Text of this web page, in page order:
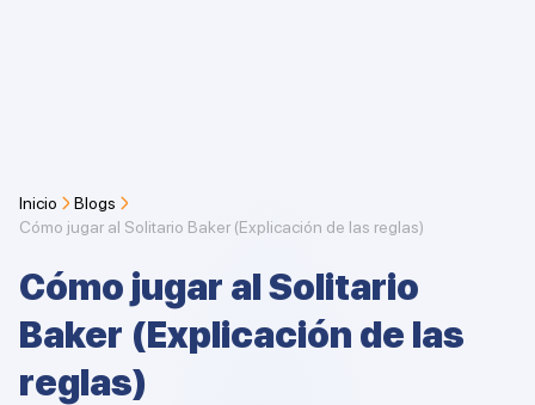
Inicio
Blogs
Cómo jugar al Solitario Baker (Explicación de las reglas)
Cómo jugar al Solitario
Baker (Explicación de las
reglas)